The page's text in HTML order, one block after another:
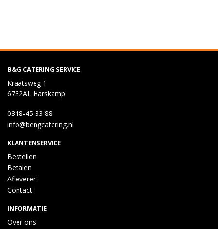
B&G CATERING SERVICE
Kraatsweg 1
6732AL Harskamp
0318-45 33 88
info@bengcatering.nl
KLANTENSERVICE
Bestellen
Betalen
Afleveren
Contact
INFORMATIE
Over ons